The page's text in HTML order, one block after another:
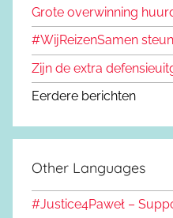
Grote overwinning
#WijReizenSamen
Zijn de extra
Eerdere berichten
Other Languages
#Justice4Paweł –